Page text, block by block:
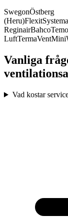
SwegonÖstberg
(Heru)Flexit
ReginairBahco
LuftTermaVent
Vanliga
Vad kostar